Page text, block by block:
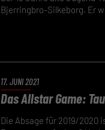
Bjerringbro-Silkeborg. Er
17. JUNI 2021
Das Allstar Game:
Die Absage für 2019/2020